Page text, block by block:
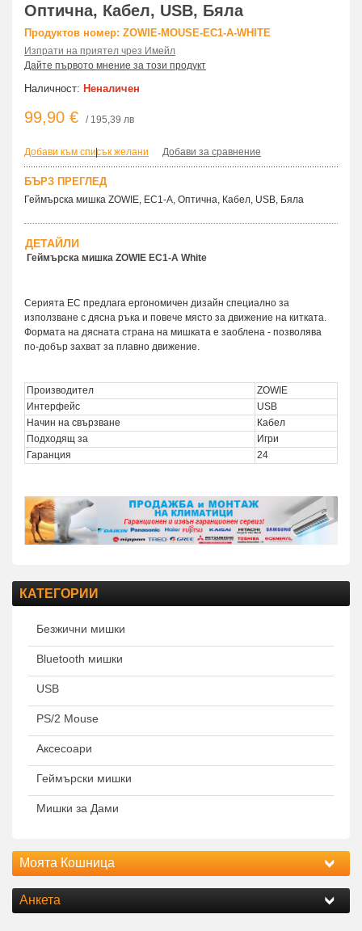
Оптична, Кабел, USB, Бяла
Продуктов номер: ZOWIE-MOUSE-EC1-A-WHITE
Изпрати на приятел чрез Имейл
Дайте първото мнение за този продукт
Наличност: Неналичен
99,90 € / 195,39 лв
Добави към списък желани
| Добави за сравнение
БЪРЗ ПРЕГЛЕД
Геймърска мишка ZOWIE, EC1-A, Оптична, Кабел, USB, Бяла
ДЕТАЙЛИ
Геймърска мишка ZOWIE EC1-A White
Серията EC предлага ергономичен дизайн специално за
използване с дясна ръка и повече място за движение на китката.
Формата на дясната страна на мишката е заоблена - позволява
по-добър захват за плавно движение.
Производител
ZOWIE
Интерфейс
USB
Начин на свързване
Кабел
Подходящ за
Игри
Гаранция
24
КАТЕГОРИИ
Безжични мишки
Bluetooth мишки
USB
PS/2 Mouse
Аксесоари
Геймърски мишки
Мишки за Дами
Моята Кошница
Анкета